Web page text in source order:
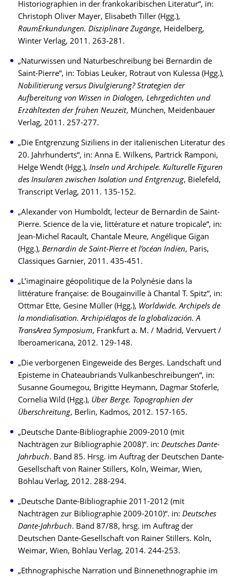
Historiographien in der frankokaribischen Literatur“, in:
Christoph Oliver Mayer, Elisabeth Tiller (Hgg.),
RaumErkundungen. Disziplinäre Zugänge, Heidelberg,
Winter Verlag, 2011. 263-281.
„Naturwissen und Naturbeschreibung bei Bernardin de
Saint-Pierre“, in: Tobias Leuker, Rotraut von Kulessa (Hgg.),
Nobilitierung versus Divulgierung? Strategien der
Aufbereitung von Wissen in Dialogen, Lehrgedichten und
Erzähltexten der frühen Neuzeit, München, Meidenbauer
Verlag, 2011. 257-277.
„Die Entgrenzung Siziliens in der italienischen Literatur des
20. Jahrhunderts“, in: Anna E. Wilkens, Partrick Ramponi,
Helge Wendt (Hgg.), Inseln und Archipele. Kulturelle Figuren
des Insularen zwischen Isolation und Entgrenzug, Bielefeld,
Transcript Verlag, 2011. 135-152.
„Alexander von Humboldt, lecteur de Bernardin de Saint-
Pierre. Science de la vie, littérature et nature tropicale“, in:
Jean-Michel Racault, Chantale Meure, Angélique Gigan
(Hgg.), Bernardin de Saint-Pierre et l’océan Indien, Paris,
Classiques Garnier, 2011. 435-451.
„L’imaginaire géopolitique de la Polynésie dans la
littérature française: de Bougainville à Chantal T. Spitz“, in:
Ottmar Ette, Gesine Müller (Hgg.), Worldwide. Archipels de
la mondialisation. Archipiélagos de la globalización. A
TransArea Symposium, Frankfurt a. M. / Madrid, Vervuert /
Iberoamericana, 2012. 129-148.
„Die verborgenen Eingeweide des Berges. Landschaft und
Episteme in Chateaubriands Vulkanbeschreibungen“, in:
Susanne Goumegou, Brigitte Heymann, Dagmar Stöferle,
Cornelia Wild (Hgg.), Über Berge. Topographien der
Überschreitung, Berlin, Kadmos, 2012. 157-165.
„Deutsche Dante-Bibliographie 2009-2010 (mit
Nachträgen zur Bibliographie 2008)“. in: Deutsches Dante-
Jahrbuch. Band 85. Hrsg. im Auftrag der Deutschen Dante-
Gesellschaft von Rainer Stillers, Köln, Weimar, Wien,
Böhlau Verlag, 2012. 288-294.
„Deutsche Dante-Bibliographie 2011-2012 (mit
Nachträgen zur Bibliographie 2009-2010)“. in: Deutsches
Dante-Jahrbuch. Band 87/88, hrsg. im Auftrag der
Deutschen Dante-Gesellschaft von Rainer Stillers. Köln,
Weimar, Wien, Böhlau Verlag, 2014. 244-253.
„Ethnographische Narration und Binnenethnographie im